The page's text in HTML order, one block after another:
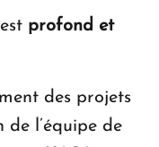
profond et
des projets
de l’équipe de